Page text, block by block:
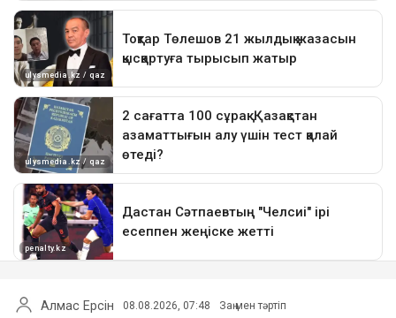
Алмас Ерсін 08.08.2026, 07:48 Заң мен тәртіп